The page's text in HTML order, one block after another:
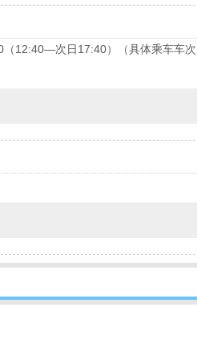
12:40—次日17:40）（具体乘车车